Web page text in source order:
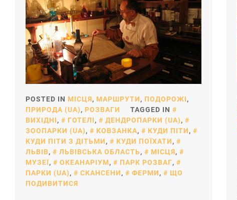
POSTED IN МІСЦЯ, МАРШРУТИ, ПОДОРОЖІ,
ПРИРОДА (UA), РОЗВАГИ
TAGGED IN
ВИХІДНІ, ГОТЕЛІ, ДЕНДРОПАРКИ (UA),
ЗООПАРКИ (UA), КОВЗАНКА, КУДИ ПІТИ,
КУДИ ПІТИ З ДІТЬМИ, КУДИ ПОЇХАТИ,
ЛЬВІВ, ЛЬВІВСЬКА ОБЛАСТЬ, МІСЦЯ,
МУЗЕЇ, ОКЕАНАРІУМ, ПАРК РОЗВАГ,
ПАРКИ (UA), СКАНСЕНИ, ФЕРМИ,
ЩО
ПОДИВИТИСЯ